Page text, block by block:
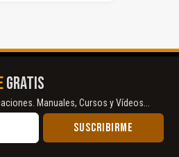
GRATIS
Manuales, Cursos y Vídeos...